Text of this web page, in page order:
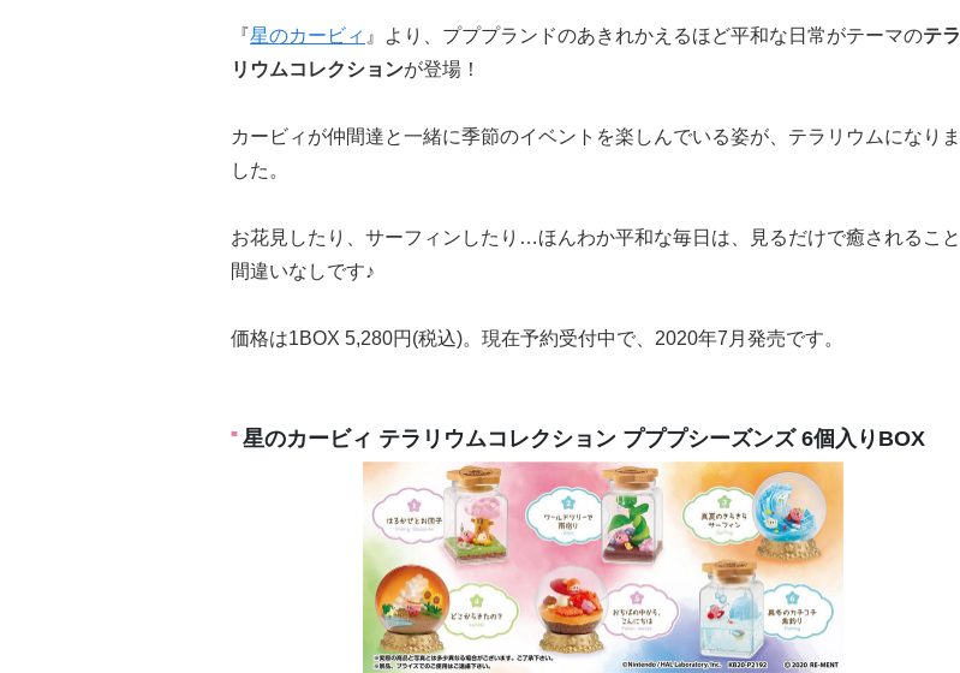
『星のカービィ 』より、プププランドのあきれかえるほど平和な日常がテーマのテラ
リウムコレクションが登場！
カービィが仲間達と一緒に季節のイベントを楽しんでいる姿が、テラリウムになりま
した。
お花見したり、サーフィンしたり…ほんわか平和な毎日は、見るだけで癒されること
間違いなしです♪
価格は1BOX 5,280円(税込)。現在予約受付中で、2020年7月発売です。
星のカービィ テラリウムコレクション プププシーズンズ 6個入りBOX